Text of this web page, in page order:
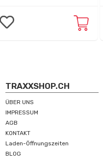
TRAXXSHOP.CH
ÜBER UNS
IMPRESSUM
AGB
KONTAKT
Laden-Öffnungszeiten
BLOG